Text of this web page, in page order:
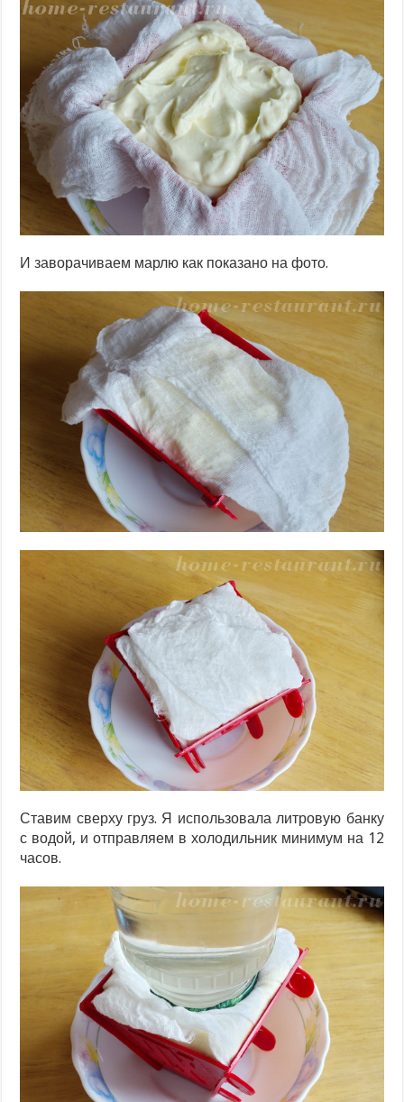
И заворачиваем марлю как показано на фото.
Ставим сверху груз. Я использовала литровую банку
с водой, и отправляем в холодильник минимум на 12
часов.